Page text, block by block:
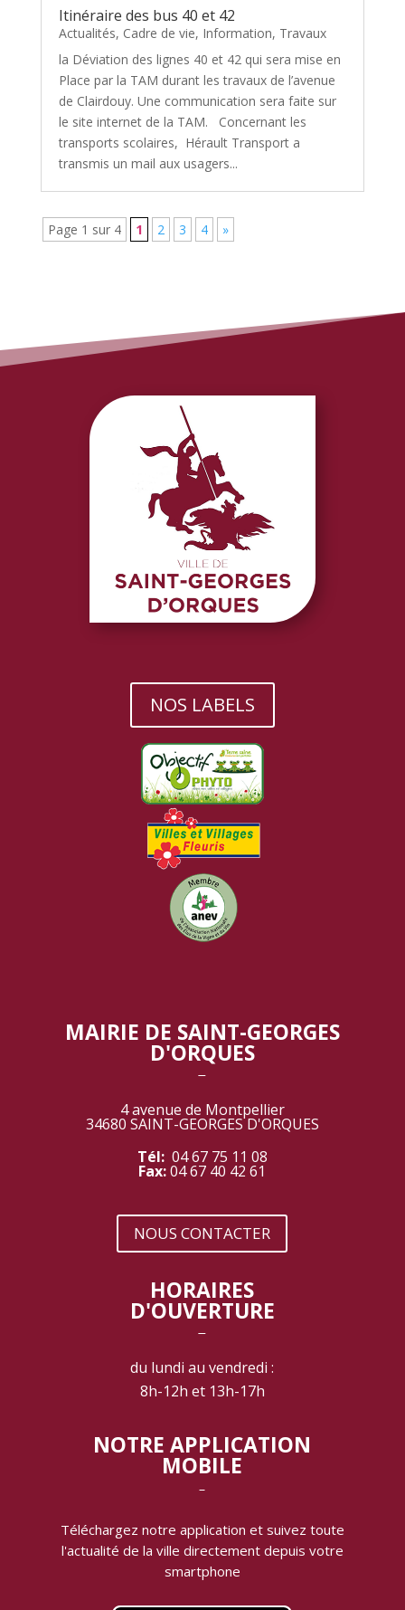
Itinéraire des bus 40 et 42
Actualités, Cadre de vie, Information, Travaux
la Déviation des lignes 40 et 42 qui sera mise en
Place par la TAM durant les travaux de l’avenue
de Clairdouy. Une communication sera faite sur
le site internet de la TAM. Concernant les
transports scolaires, Hérault Transport a
transmis un mail aux usagers...
Page 1 sur 4 1 2 3 4 »
NOS LABELS
MAIRIE DE SAINT-GEORGES
D'ORQUES
‾
4 avenue de Montpellier
34680 SAINT-GEORGES D'ORQUES
Tél: 04 67 75 11 08
Fax:04 67 40 42 61
NOUS CONTACTER
HORAIRES
D'OUVERTURE
‾
du lundi au vendredi :
8h-12h et 13h-17h
NOTRE APPLICATION
MOBILE
‾
Téléchargez notre application et suivez toute
l'actualité de la ville directement depuis votre
smartphone